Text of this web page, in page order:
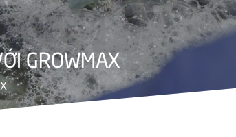
GROWMAX